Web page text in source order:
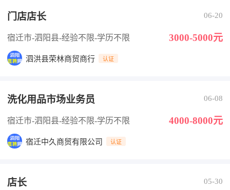
门店店长 06-20
宿迁市-泗阳县-经验不限-学历不限 3000-5000元
泗洪县荣林商贸商行 认证
洗化用品市场业务员 06-08
宿迁市-泗阳县-经验不限-学历不限 4000-8000元
宿迁中久商贸有限公司 认证
店长 05-30